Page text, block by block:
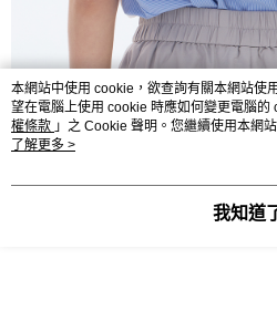
本網站中使用 cookie，欲查詢有關本網站使
望在電腦上使用 cookie 時應如何變更電腦的
權條款 」之 Cookie 聲明。您繼續使用本網
用條款之 Cookie 聲明使用 cookie。
了解更多 >
我知道